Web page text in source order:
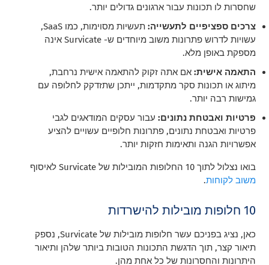
שחסרות לו תכונות עבור ארגונים גדולים יותר.
צרכים ספציפיים לתעשייה:
תעשיות מסוימות, כמו SaaS,
עשויות לדרוש פתרונות משוב מיוחדים ש- Survicate אינה
מספקת באופן מלא.
התאמה אישית: אם אתה זקוק להתאמה אישית נרחבת,
מיתוג או תכונות סקר מתקדמות, ייתכן שתזדקק לחלופה עם
גמישות רבה יותר.
פרטיות ואבטחת נתונים: עבור עסקים המודאגים לגבי
פרטיות ואבטחת נתונים, פתרונות חלופיים עשויים להציע
אפשרויות הגנה ותאימות חזקות יותר.
בואו נצלול לתוך 10 החלופות המובילות של Survicate לאיסוף
משוב לקוחות.
10 חלופות מובילות להישרדות
כאן, נציג בפניכם עשר חלופות מובילות של Survicate, נספק
תיאור קצר, תוך הדגשת התכונות הטובות ביותר שלהן ותיאור
היתרונות והחסרונות של כל אחת מהן.